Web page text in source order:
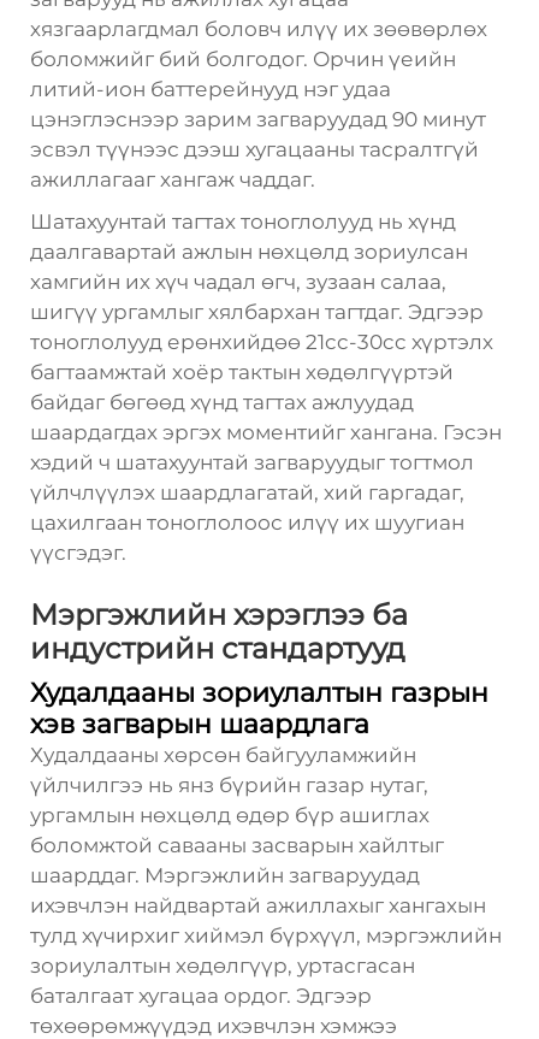
хязгаарлагдмал боловч илүү их зөөвөрлөх
боломжийг бий болгодог. Орчин үеийн
литий-ион баттерейнууд нэг удаа
цэнэглэснээр зарим загваруудад 90 минут
эсвэл түүнээс дээш хугацааны тасралтгүй
ажиллагааг хангаж чаддаг.
Шатахуунтай тагтах тоноглолууд нь хүнд
даалгавартай ажлын нөхцөлд зориулсан
хамгийн их хүч чадал өгч, зузаан салаа,
шигүү ургамлыг хялбархан тагтдаг. Эдгээр
тоноглолууд ерөнхийдөө 21cc-30cc хүртэлх
багтаамжтай хоёр тактын хөдөлгүүртэй
байдаг бөгөөд хүнд тагтах ажлуудад
шаардагдах эргэх моментийг хангана. Гэсэн
хэдий ч шатахуунтай загваруудыг тогтмол
үйлчлүүлэх шаардлагатай, хий гаргадаг,
цахилгаан тоноглолоос илүү их шуугиан
үүсгэдэг.
Мэргэжлийн хэрэглээ ба
индустрийн стандартууд
Худалдааны зориулалтын газрын
хэв загварын шаардлага
Худалдааны хөрсөн байгууламжийн
үйлчилгээ нь янз бүрийн газар нутаг,
ургамлын нөхцөлд өдөр бүр ашиглах
боломжтой савааны засварын хайлтыг
шаарддаг. Мэргэжлийн загваруудад
ихэвчлэн найдвартай ажиллахыг хангахын
тулд хүчирхиг хиймэл бүрхүүл, мэргэжлийн
зориулалтын хөдөлгүүр, уртасгасан
баталгаат хугацаа ордог. Эдгээр
төхөөрөмжүүдэд ихэвчлэн хэмжээ